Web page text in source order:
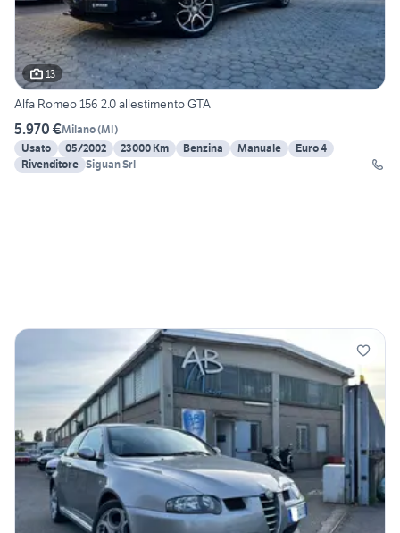
13
Alfa Romeo 156 2.0 allestimento GTA
5.970 €Milano(MI)
Usato
05/2002 23000 Km Benzina Manuale
Euro 4
Rivenditore Siguan Srl